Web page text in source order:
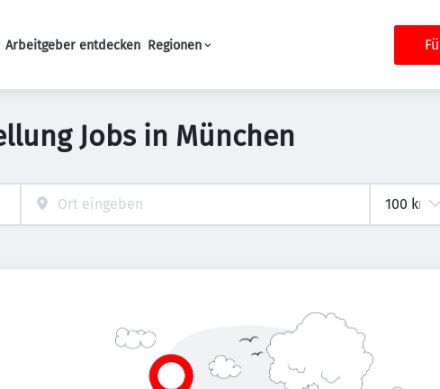
Haupt-Navigation
Arbeitgeber entdecken Regionen
Jobs in München